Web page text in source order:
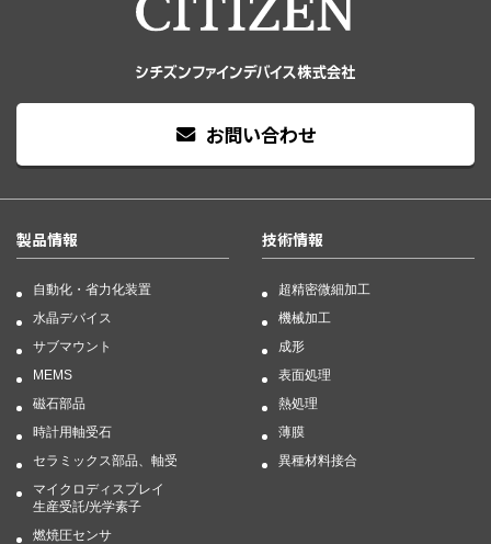
お問い合わせ
製品情報
自動化・省力化装置
水晶デバイス
サブマウント
MEMS
磁石部品
時計用軸受石
セラミックス部品、軸受
マイクロディスプレイ
生産受託/光学素子
燃焼圧センサ
技術情報
超精密微細加工
機械加工
成形
表面処理
熱処理
薄膜
異種材料接合